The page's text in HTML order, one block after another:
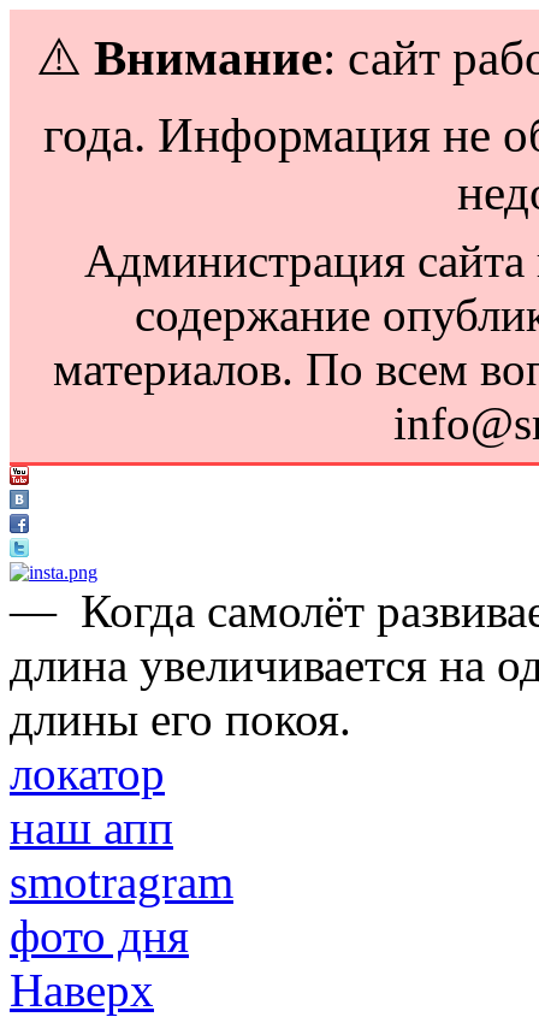
⚠️ Внимание: сайт
года. Информация не
Администрация сайта
содержание
материалов. По всем
— Когда самолёт
длина увеличивается на
длины его покоя.
локатор
наш апп
smotragram
фото дня
Наверх